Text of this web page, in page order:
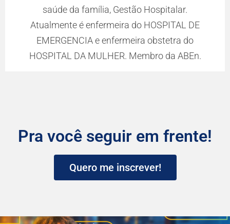
saúde da família, Gestão Hospitalar.
Atualmente é enfermeira do HOSPITAL DE
EMERGENCIA e enfermeira obstetra do
HOSPITAL DA MULHER. Membro da ABEn.
Pra você seguir em frente!
Quero me inscrever!